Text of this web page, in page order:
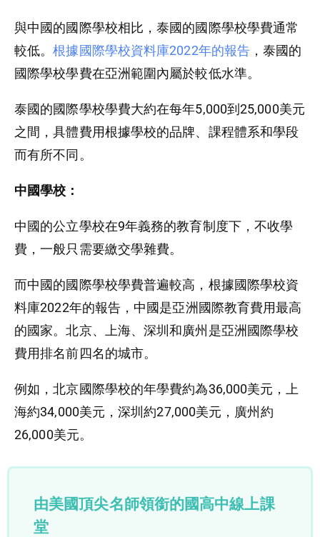
與中國的國際學校相比，泰國的國際學校學費通常
較低。根據國際學校資料庫2022年的報告 ，泰國的
國際學校學費在亞洲範圍內屬於較低水準。
泰國的國際學校學費大約在每年5,000到25,000美元
之間，具體費用根據學校的品牌、課程體系和學段
而有所不同。
中國學校：
中國的公立學校在9年義務的教育制度下，不收學
費，一般只需要繳交學雜費。
而中國的國際學校學費普遍較高，根據國際學校資
料庫2022年的報告，中國是亞洲國際教育費用最高
的國家。北京、上海、深圳和廣州是亞洲國際學校
費用排名前四名的城市。
例如，北京國際學校的年學費約為36,000美元，上
海約34,000美元，深圳約27,000美元，廣州約
26,000美元。
由美國頂尖名師領銜的國高中線上課
堂